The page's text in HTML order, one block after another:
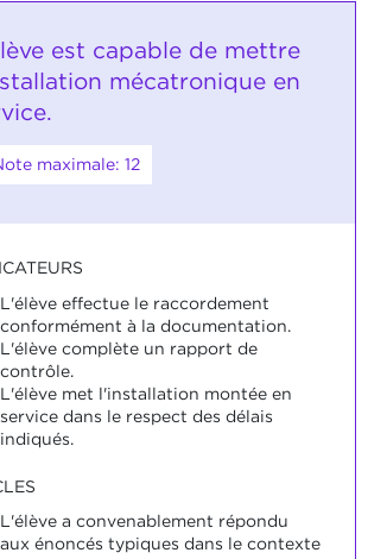
est capable de mettre
mécatronique en
maximale: 12
L'élève effectue le raccordement
conformément à la documentation.
L'élève complète un rapport de
contrôle.
L'élève met l'installation montée en
service dans le respect des délais
indiqués.
L'élève a convenablement répondu
aux énoncés typiques dans le contexte